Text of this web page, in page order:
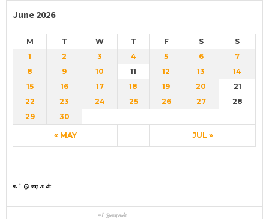
June 2026
M T W T F S S
« MAY JUL »
1 2 3 4 5 6
7
8
9 10 11 12 13
14
15
16 17 18 19 20
21
22
23 24 25 26 27
28
29
30
கட்டுரைகள்
கட்டுரைகள்